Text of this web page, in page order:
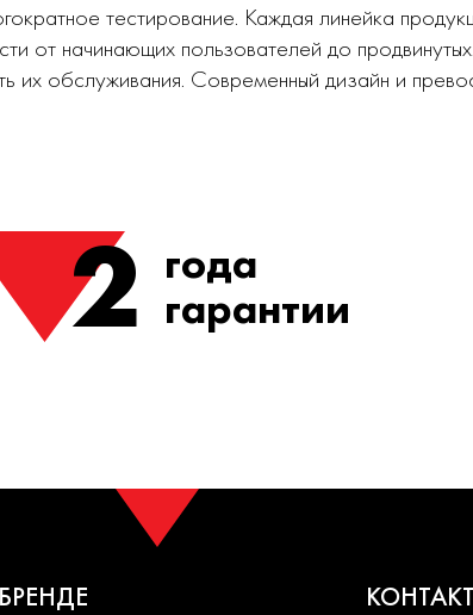
тестирование. Каждая линейка
от начинающих пользователей до
их обслуживания. Современный дизайн и
2 года
гарантии